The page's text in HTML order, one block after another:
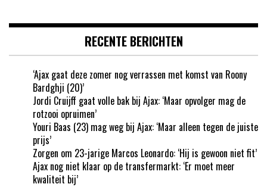
RECENTE BERICHTEN
‘Ajax gaat deze zomer nog verrassen met komst van Roony
Bardghji (20)’
Jordi Cruijff gaat volle bak bij Ajax: ‘Maar opvolger mag de
rotzooi opruimen’
Youri Baas (23) mag weg bij Ajax: ‘Maar alleen tegen de juiste
prijs’
Zorgen om 23-jarige Marcos Leonardo: ‘Hij is gewoon niet fit’
Ajax nog niet klaar op de transfermarkt: ‘Er moet meer
kwaliteit bij’